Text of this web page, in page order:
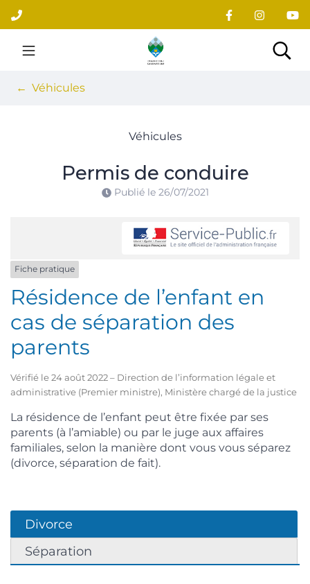
Aller
au
contenu
Site officiel du village
Véhicules
Véhicules
Permis de conduire
Publié le 26/07/2021
Fiche pratique
Résidence de l’enfant en
cas de séparation des
parents
Vérifié le 24 août 2022 – Direction de l’information légale et
administrative (Premier ministre), Ministère chargé de la justice
La résidence de l’enfant peut être fixée par ses
parents (à l’amiable) ou par le juge aux affaires
familiales, selon la manière dont vous vous séparez
(divorce, séparation de fait).
Divorce
Séparation